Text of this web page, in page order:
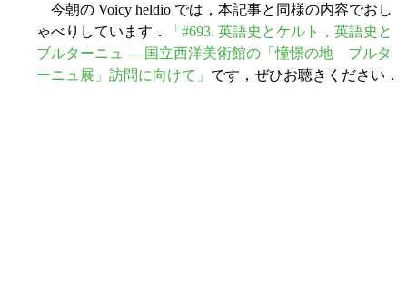
今朝の Voicy heldio では，本記事と同様の内容でおし
ゃべりしています．
「#693. 英語史とケルト，英語史と
ブルターニュ --- 国立西洋美術館の「憧憬の地 ブルタ
ーニュ展」訪問に向けて」 です，ぜひお聴きください．